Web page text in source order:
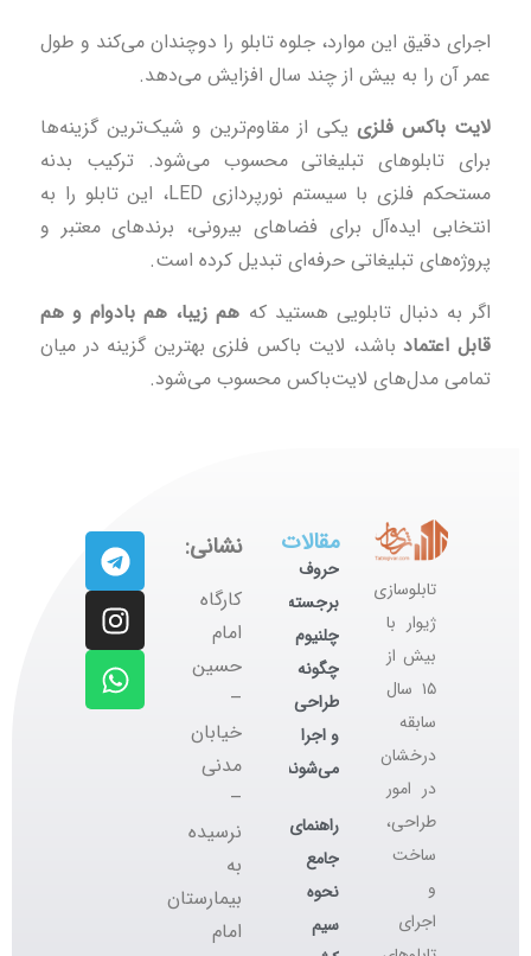
اجرای دقیق این موارد، جلوه تابلو را دوچندان می‌کند و طول
عمر آن را به بیش از چند سال افزایش می‌دهد.
لایت باکس فلزی یکی از مقاوم‌ترین و شیک‌ترین گزینه‌ها
برای تابلوهای تبلیغاتی محسوب می‌شود. ترکیب بدنه
مستحکم فلزی با سیستم نورپردازی LED، این تابلو را به
انتخابی ایده‌آل برای فضاهای بیرونی، برندهای معتبر و
پروژه‌های تبلیغاتی حرفه‌ای تبدیل کرده است.
اگر به دنبال تابلویی هستید که هم زیبا، هم بادوام و هم
قابل اعتمادباشد، لایت باکس فلزی بهترین گزینه در میان
تمامی مدل‌های لایت‌باکس محسوب می‌شود.
تابلوسازی
ژیوار با
بیش از
۱۵ سال
سابقه
درخشان
در امور
طراحی،
ساخت
و
اجرای
مقالات
حروف
برجسته
چلنیوم
چگونه
طراحی
و اجرا
می‌شوند؟
راهنمای
جامع
نحوه
سیم
نشانی:
کارگاه
‌امام
حسین
–
خیابان
مدنی
–
نرسیده
به
بیمارستان
امام